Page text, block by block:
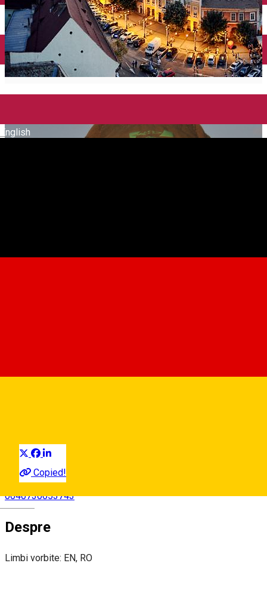
English
Deutsch
Ionut Bordea 🇷🇴 🇬🇧
Copied!
0040730653743
Despre
Limbi vorbite: EN, RO